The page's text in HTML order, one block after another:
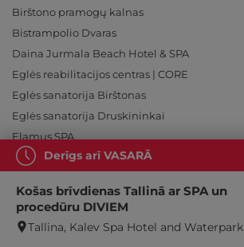
Birštono pramogų kalnas
Bistrampolio Dvaras
Daina Jurmala Beach Hotel & SPA
Eglės reabilitacijos centras | CORE
Eglės sanatorija Birštonas
Eglės sanatorija Druskininkai
Elamus SPA
GaisaBaloni.lv
GaisaBaloni.lv (Tukums)
Gradiali
Derīgs arī VASARĀ
Košas brīvdienas Tallinā ar SPA un
procedūru DIVIEM
Tallina, Kalev Spa Hotel and Waterpark